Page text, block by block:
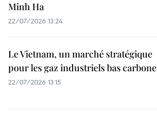
Minh Ha
22/07/2026 13:24
Le Vietnam, un marché stratégique
pour les gaz industriels bas carbone
22/07/2026 13:15